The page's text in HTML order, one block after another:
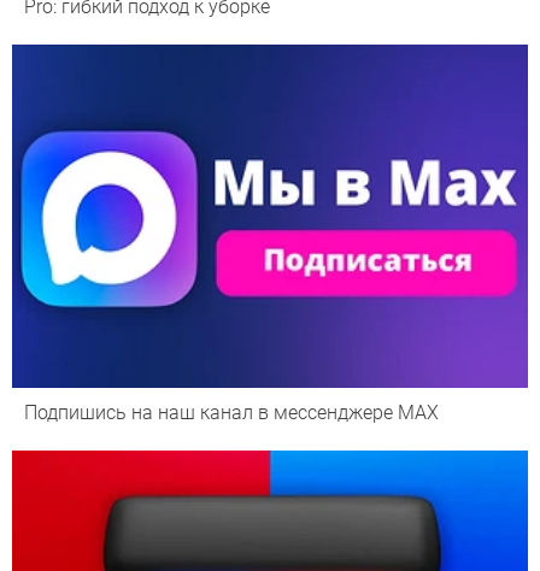
Pro: гибкий подход к уборке
Подпишись на наш канал в мессенджере МАХ